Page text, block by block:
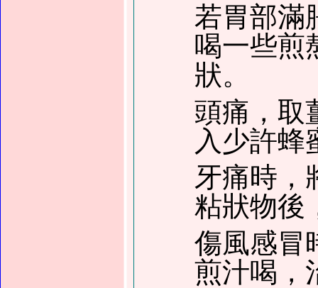
若胃部滿
喝一些煎
狀。
頭痛，取
入少許蜂
牙痛時，
粘狀物後
傷風感冒
煎汁喝，